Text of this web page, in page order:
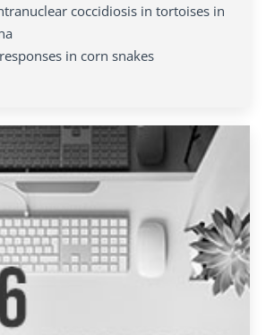
coccidiosis in tortoises in
in corn snakes